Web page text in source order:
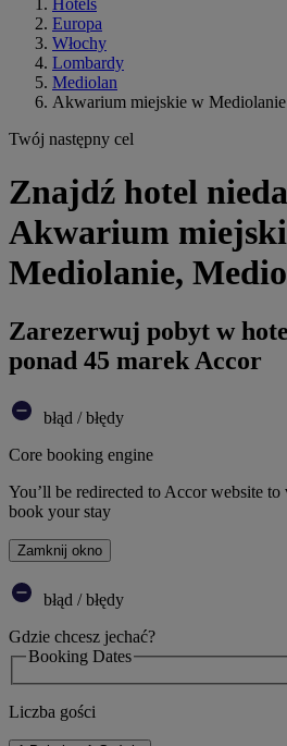
Hotels
Europa
Włochy
Lombardy
Mediolan
Akwarium miejskie w Mediolanie
Twój następny cel
Znajdź hotel
Akwarium
Mediolanie,
Zarezerwuj pobyt w
ponad 45 marek Accor
błąd / błędy
Core booking engine
You’ll be redirected to Accor website
book your stay
Zamknij okno
błąd / błędy
Gdzie chcesz jechać?
Booking Dates
Liczba gości